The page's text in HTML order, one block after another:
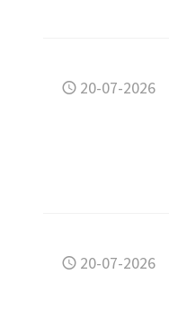
20-07-2026
20-07-2026